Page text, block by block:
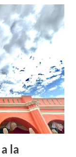
San Juan Bautista
Santiago
de San Pedro Y
edil de Santa
alcaldesa de
que se inició la
Chazumba-
la